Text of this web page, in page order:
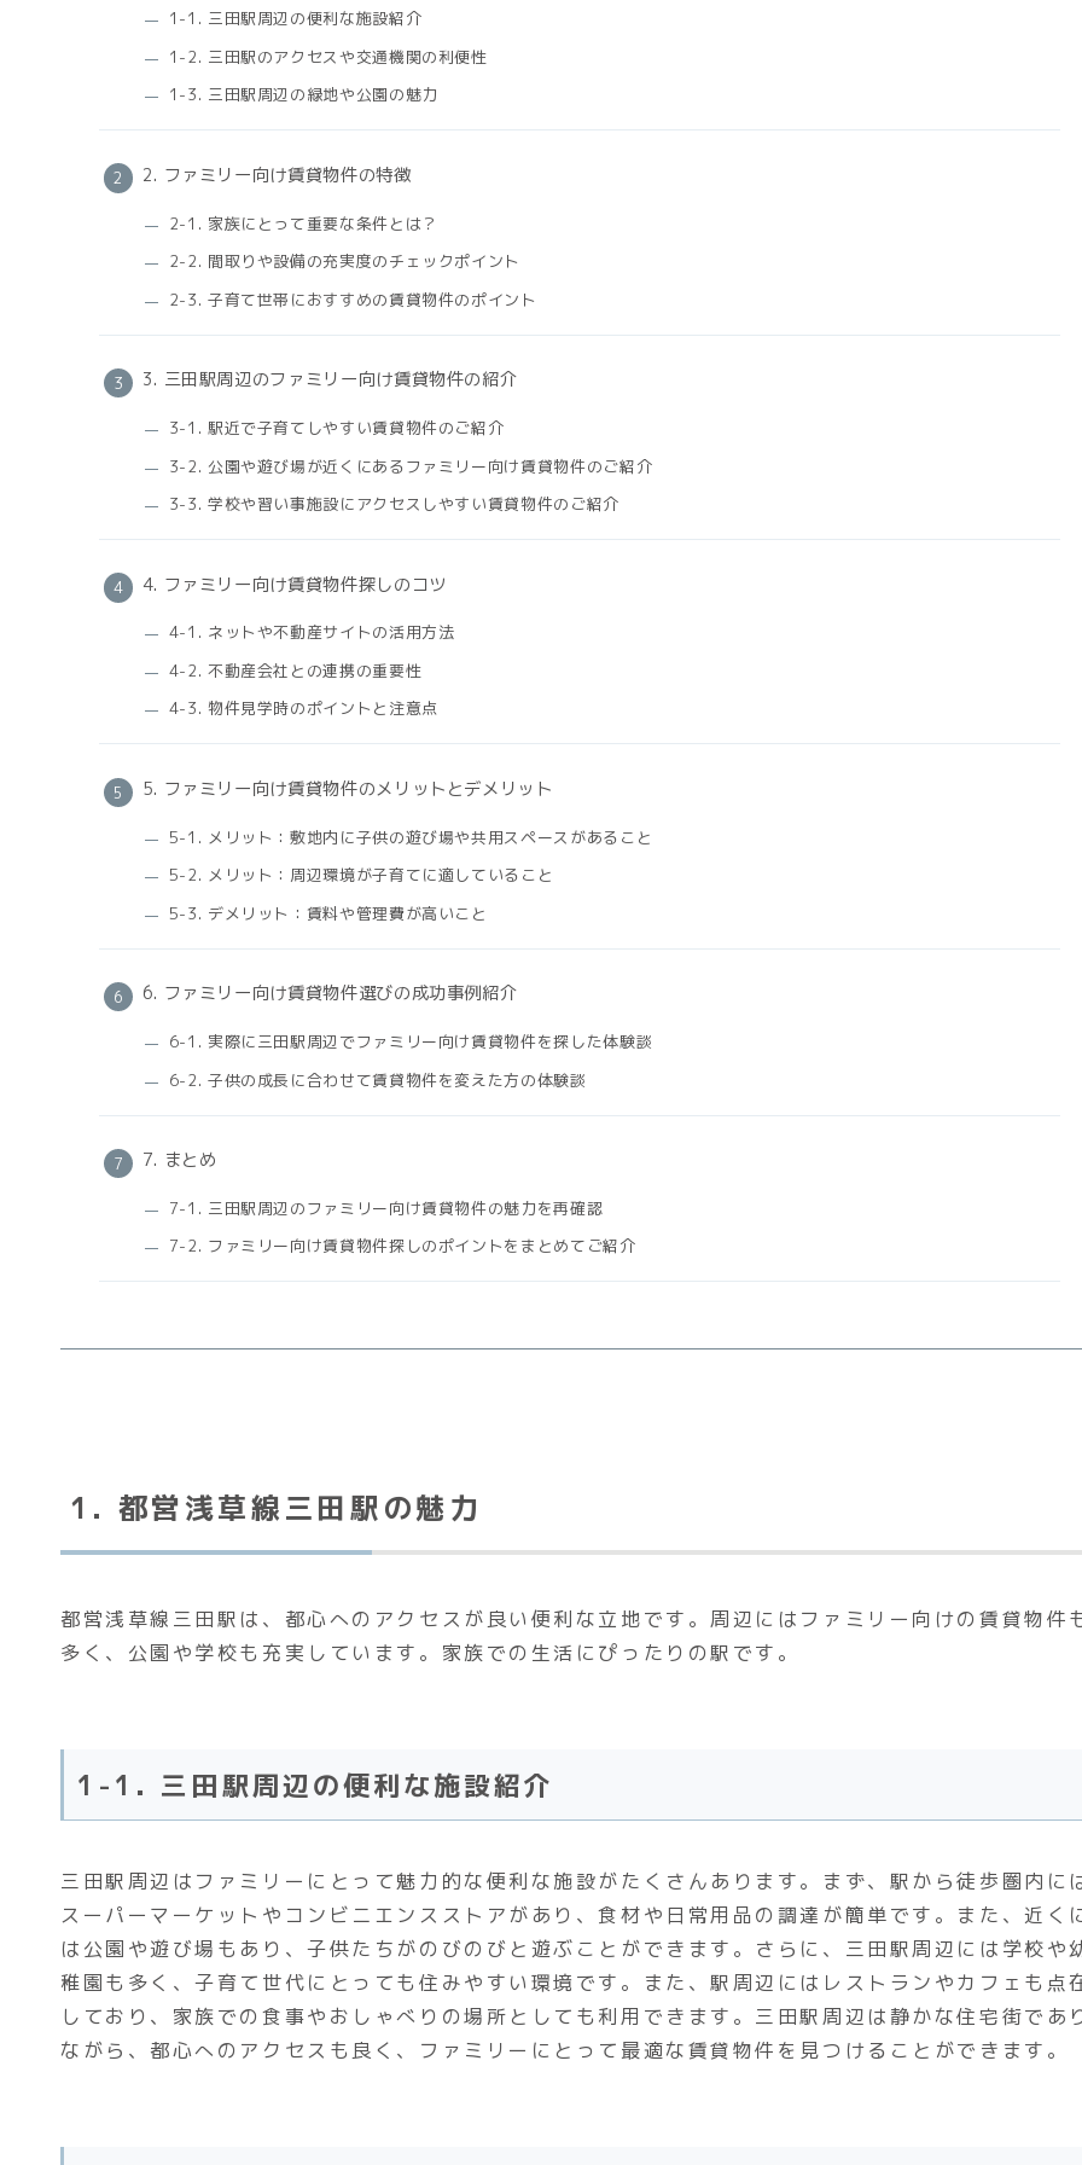
1-1. 三田駅周辺の便利な施設紹介
1-2. 三田駅のアクセスや交通機関の利便性
1-3. 三田駅周辺の緑地や公園の魅力
2. ファミリー向け賃貸物件の特徴
2-1. 家族にとって重要な条件とは？
2-2. 間取りや設備の充実度のチェックポイント
2-3. 子育て世帯におすすめの賃貸物件のポイント
3. 三田駅周辺のファミリー向け賃貸物件の紹介
3-1. 駅近で子育てしやすい賃貸物件のご紹介
3-2. 公園や遊び場が近くにあるファミリー向け賃貸物件のご紹介
3-3. 学校や習い事施設にアクセスしやすい賃貸物件のご紹介
4. ファミリー向け賃貸物件探しのコツ
4-1. ネットや不動産サイトの活用方法
4-2. 不動産会社との連携の重要性
4-3. 物件見学時のポイントと注意点
5. ファミリー向け賃貸物件のメリットとデメリット
5-1. メリット：敷地内に子供の遊び場や共用スペースがあること
5-2. メリット：周辺環境が子育てに適していること
5-3. デメリット：賃料や管理費が高いこと
6. ファミリー向け賃貸物件選びの成功事例紹介
6-1. 実際に三田駅周辺でファミリー向け賃貸物件を探した体験談
6-2. 子供の成長に合わせて賃貸物件を変えた方の体験談
7. まとめ
7-1. 三田駅周辺のファミリー向け賃貸物件の魅力を再確認
7-2. ファミリー向け賃貸物件探しのポイントをまとめてご紹介
1. 都営浅草線三田駅の魅力
都営浅草線三田駅は、都心へのアクセスが良い便利な立地です。周辺にはファミリー向けの賃貸物件
多く、公園や学校も充実しています。家族での生活にぴったりの駅です。
1-1. 三田駅周辺の便利な施設紹介
三田駅周辺はファミリーにとって魅力的な便利な施設がたくさんあります。まず、駅から徒歩圏内に
スーパーマーケットやコンビニエンスストアがあり、食材や日常用品の調達が簡単です。また、近く
は公園や遊び場もあり、子供たちがのびのびと遊ぶことができます。さらに、三田駅周辺には学校や
稚園も多く、子育て世代にとっても住みやすい環境です。また、駅周辺にはレストランやカフェも点
しており、家族での食事やおしゃべりの場所としても利用できます。三田駅周辺は静かな住宅街であ
ながら、都心へのアクセスも良く、ファミリーにとって最適な賃貸物件を見つけることができます。